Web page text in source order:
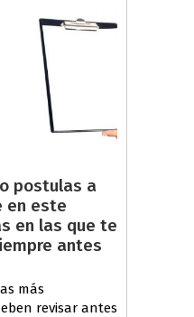
postulas a
en este
en las que te
antes
más
revisar antes